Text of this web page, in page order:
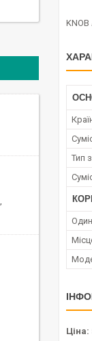
KNOB
Тип
Ціна: